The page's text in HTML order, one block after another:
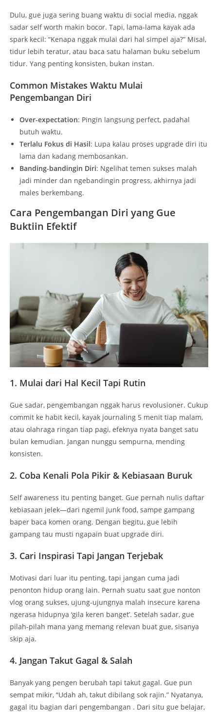
Dulu, gue juga sering buang waktu di social media, nggak
sadar self worth makin bocor. Tapi, lama-lama kayak ada
spark kecil: “Kenapa nggak mulai dari hal simpel aja?” Misal,
tidur lebih teratur, atau baca satu halaman buku sebelum
tidur. Yang penting konsisten, bukan instan.
Common Mistakes Waktu Mulai
Pengembangan Diri
Over-expectation: Pingin langsung perfect, padahal
butuh waktu.
Terlalu Fokus di Hasil: Lupa kalau proses upgrade diri itu
lama dan kadang membosankan.
Banding-bandingin Diri: Ngelihat temen sukses malah
jadi minder dan ngebandingin progress, akhirnya jadi
males berkembang.
Cara Pengembangan Diri yang Gue
Buktiin Efektif
1. Mulai dari Hal Kecil Tapi Rutin
Gue sadar, pengembangan nggak harus revolusioner. Cukup
commit ke habit kecil, kayak journaling 5 menit tiap malam,
atau olahraga ringan tiap pagi, efeknya nyata banget satu
bulan kemudian. Jangan nunggu sempurna, mending
konsisten.
2. Coba Kenali Pola Pikir & Kebiasaan Buruk
Self awareness itu penting banget. Gue pernah nulis daftar
kebiasaan jelek—dari ngemil junk food, sampe gampang
baper baca komen orang. Dengan begitu, gue lebih
gampang tau musti ngapain buat upgrade diri.
3. Cari Inspirasi Tapi Jangan Terjebak
Motivasi dari luar itu penting, tapi jangan cuma jadi
penonton hidup orang lain. Pernah suatu saat gue nonton
vlog orang sukses, ujung-ujungnya malah insecure karena
ngerasa hidupnya ‘gila keren banget’. Setelah sadar, gue
pilah-pilah mana yang memang relevan buat gue, sisanya
skip aja.
4. Jangan Takut Gagal & Salah
Banyak yang pengen berubah tapi takut gagal. Gue pun
sempat mikir, “Udah ah, takut dibilang sok rajin.” Nyatanya,
gagal itu bagian dari pengembangan . Dari situ gue belajar,